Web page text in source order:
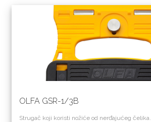
OLFA GSR-1/3B
Strugač koji koristi nožiće od nerđajućeg čelika.